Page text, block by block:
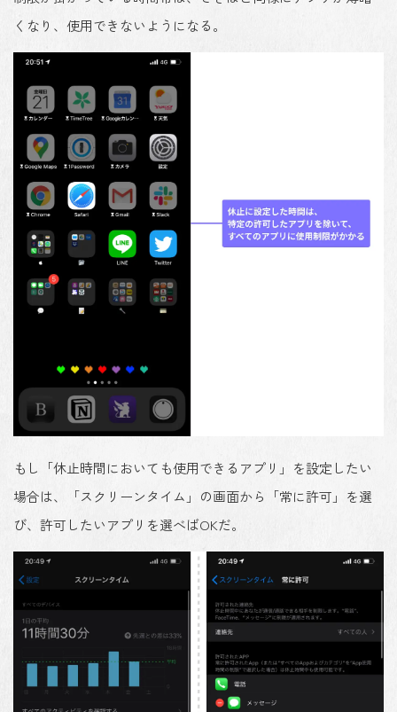
くなり、使用できないようになる。
もし「休止時間においても使用できるアプリ」を設定したい
場合は、「スクリーンタイム」の画面から「常に許可」を選
び、許可したいアプリを選べばOKだ。